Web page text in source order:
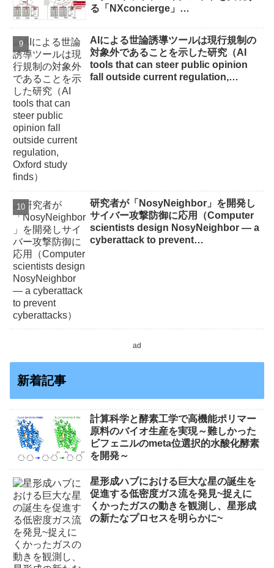
る「NXconcierge」…
AIによる世論誘導ツールは現行規制の
対象外であることを示した研究（AI
tools that can steer public opinion
fall outside current regulation,
研究者が「NosyNeighbor」を開発し
サイバー攻撃防御に応用（Computer
scientists design NosyNeighbor — a
cyberattack to prevent
ad
新着記事
計算科学と酵素工学で高機能ポリマー
原料のバイオ生産を実現～難しかった
ビフェニルのmeta位選択的水酸化酵素
を開発～
星形成ハブにおける巨大な星の誕生を
促進する低密度ガス流を発見~捉えに
くかったガスの動きを観測し、星形成
の新たなプロセスを明らかに~